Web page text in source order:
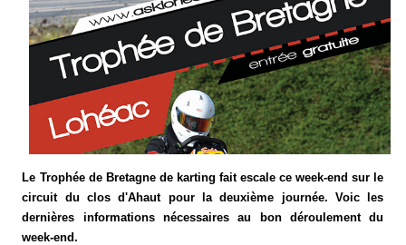
Le Trophée de Bretagne de karting fait escale ce week-end sur le
circuit du clos d'Ahaut pour la deuxième journée. Voic les
dernières informations nécessaires au bon déroulement du
week-end.